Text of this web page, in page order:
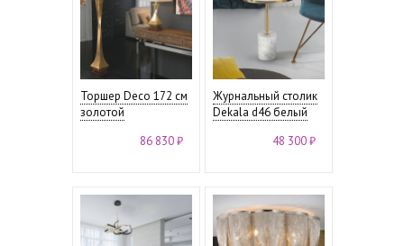
Торшер Deco 172 см
золотой
86 830 ₽
Журнальный столик
Dekala d46 белый
48 300 ₽